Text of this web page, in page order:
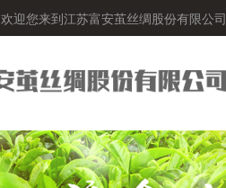
欢迎您来到江苏富安茧丝绸股份有限公司